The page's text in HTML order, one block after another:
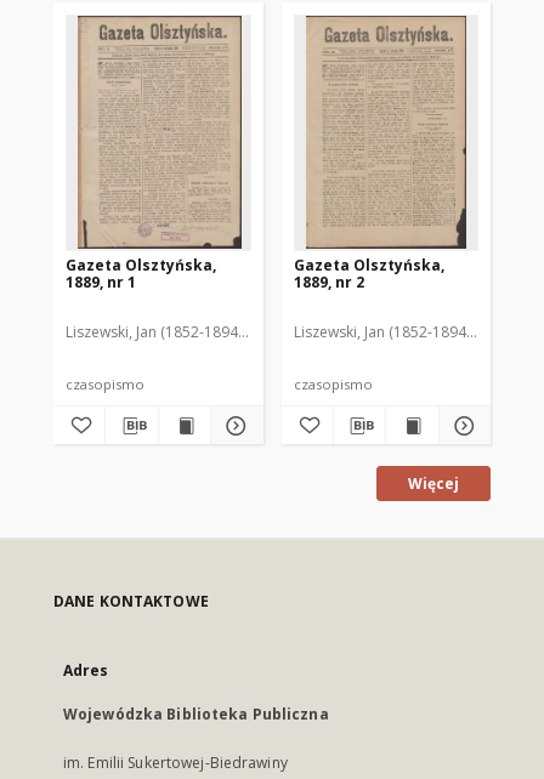
Gazeta Olsztyńska,
1889, nr 1
Liszewski, Jan (1852-1894). Red.
czasopismo
Gazeta Olsztyńska,
1889, nr 2
Liszewski, Jan (1852-1894). Red.
czasopismo
Więcej
DANE KONTAKTOWE
Adres
Wojewódzka Biblioteka Publiczna
im. Emilii Sukertowej-Biedrawiny